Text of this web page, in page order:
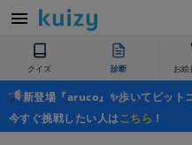
クイズ 診断 お
新登場『aruco』✨歩いてビット
今すぐ挑戦したい人はこちら ！